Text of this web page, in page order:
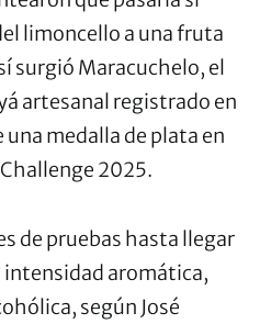
limoncello a una fruta
surgió Maracuchelo, el
artesanal registrado en
medalla de plata en
2025.
de pruebas hasta llegar
aromática,
según José